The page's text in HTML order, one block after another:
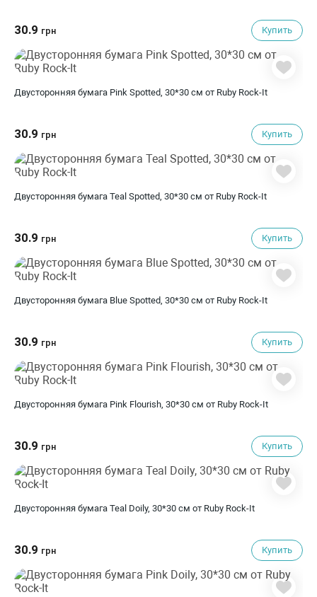
30.9 грн Купить
Двусторонняя бумага Pink Spotted, 30*30 см от Ruby Rock-It
30.9 грн Купить
Двусторонняя бумага Teal Spotted, 30*30 см от Ruby Rock-It
30.9 грн Купить
Двусторонняя бумага Blue Spotted, 30*30 см от Ruby Rock-It
30.9 грн Купить
Двусторонняя бумага Pink Flourish, 30*30 см от Ruby Rock-It
30.9 грн Купить
Двусторонняя бумага Teal Doily, 30*30 см от Ruby Rock-It
30.9 грн Купить